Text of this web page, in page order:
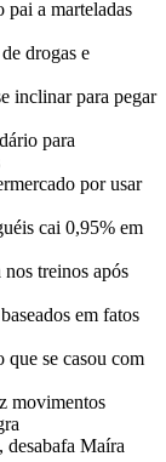
pai a marteladas
drogas e
inclinar para pegar
para
por usar
cai 0,95% em
treinos após
em fatos
se casou com
movimentos
desabafa Maíra